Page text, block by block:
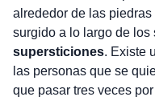
alrededor de las
surgido a lo largo de los
supersticiones. Existe
las personas que se
que pasar tres veces